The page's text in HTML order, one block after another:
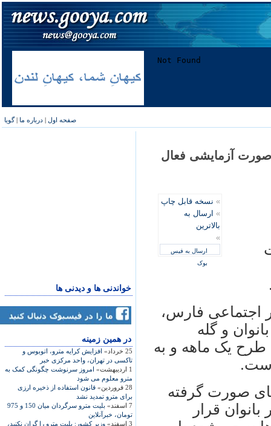
صفحه اول | درباره ما |گویا
خواندنی ها و دیدنی ها
در همين زمينه
25 خرداد»
افزایش کرایه‌ مترو، اتوبوس و
تاکسی در تهران، واحد مرکزی خبر
1 اردیبهشت»
امروز سرنوشت چگونگی کمک به
مترو معلوم می شود
28 فروردین»
قانون استفاده از ذخیره ارزی
برای مترو تمدید نشد
7 اسفند»
بلیت مترو سرگردان میان 150 و 975
تومان، خبرآنلاین
3 اسفند»
وزیر کشور: بلیت مترو را گران نکنید،
صورت آزمایشی فعال
» نسخه قابل چاپ
» ارسال به
بالاترین
»
ارسال به فیس
بوک
اجتماعی فارس،
و گله
طرح یک ماهه و به
صورت گرفته
قرار